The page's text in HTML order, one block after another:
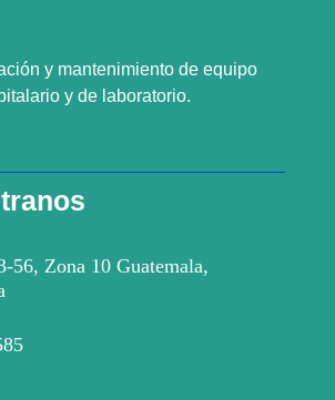
y mantenimiento de equipo
y de laboratorio.
56, Zona 10 Guatemala,